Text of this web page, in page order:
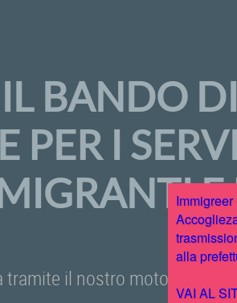
BANDO
PER I
E
tramite il nostro motore di
alla
VAI AL